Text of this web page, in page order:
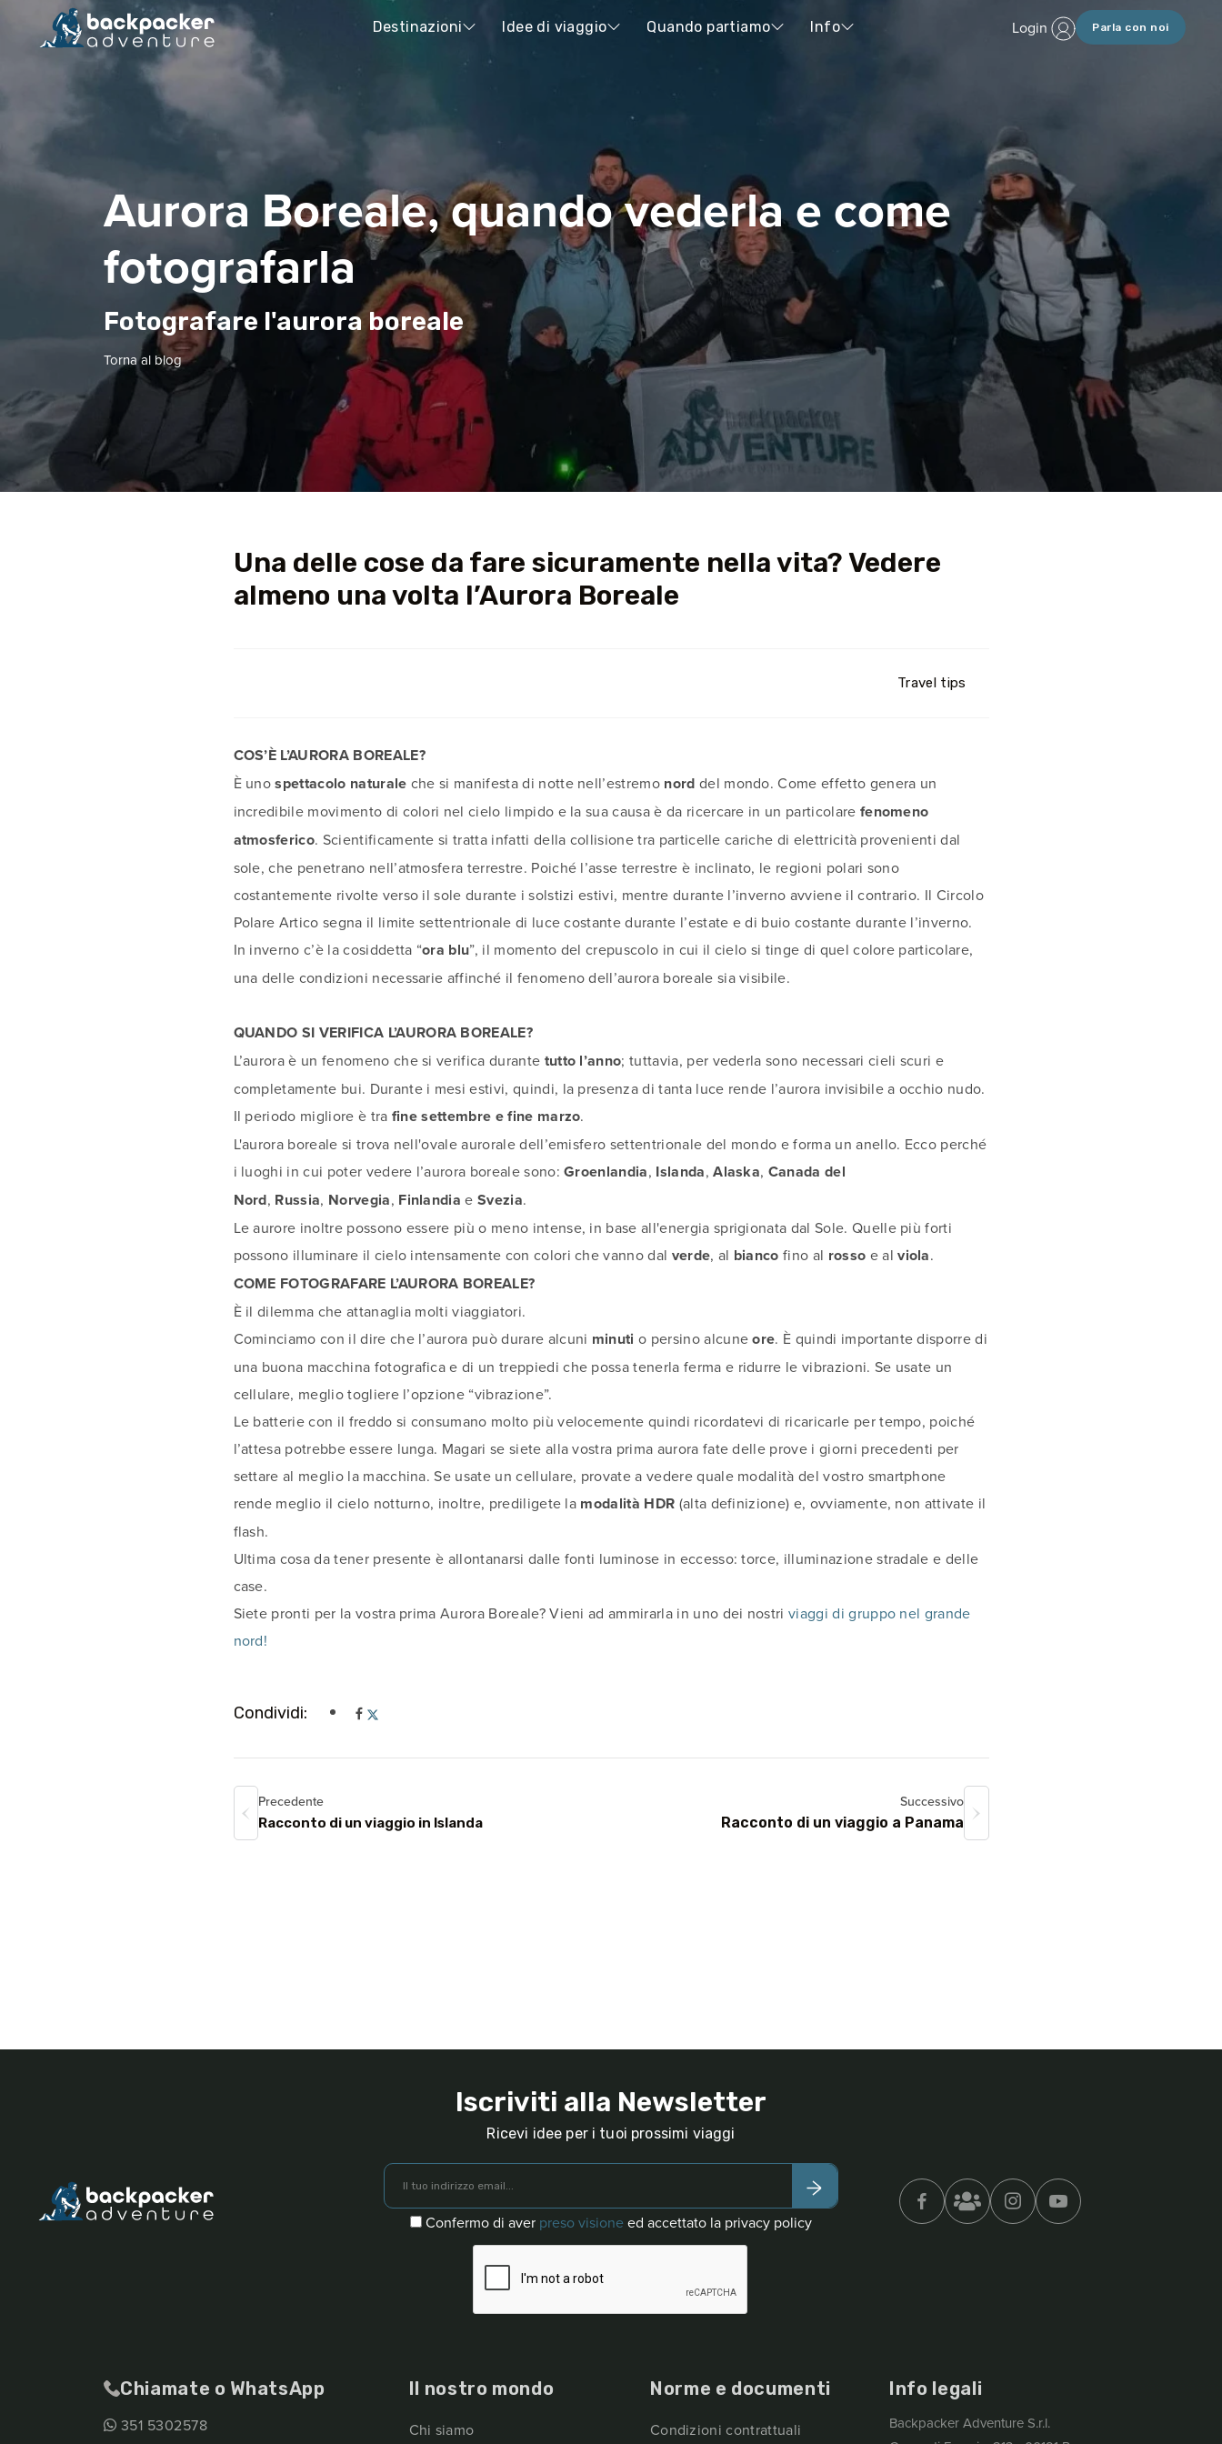
Destinazioni Idee di viaggio Quando partiamo Info Login Parla con noi
Aurora Boreale, quando vederla e come
fotografarla
Fotografare l'aurora boreale
Torna al blog
Una delle cose da fare sicuramente nella vita? Vedere
almeno una volta l’Aurora Boreale
Travel tips
COS’È L’AURORA BOREALE?
È unospettacolo naturale che si manifesta di notte nell’estremo nord del mondo. Come effetto genera un
incredibile movimento di colori nel cielo limpido e la sua causa è da ricercare in un particolare fenomeno
atmosferico. Scientificamente si tratta infatti della collisione tra particelle cariche di elettricità provenienti dal
sole, che penetrano nell’atmosfera terrestre. Poiché l’asse terrestre è inclinato, le regioni polari sono
costantemente rivolte verso il sole durante i solstizi estivi, mentre durante l’inverno avviene il contrario. Il Circolo
Polare Artico segna il limite settentrionale di luce costante durante l’estate e di buio costante durante l’inverno.
In inverno c’è la cosiddetta “ora blu”, il momento del crepuscolo in cui il cielo si tinge di quel colore particolare,
una delle condizioni necessarie affinché il fenomeno dell’aurora boreale sia visibile.
QUANDO SI VERIFICA L’AURORA BOREALE?
L’aurora è un fenomeno che si verifica durante tutto l’anno; tuttavia, per vederla sono necessari cieli scuri e
completamente bui. Durante i mesi estivi, quindi, la presenza di tanta luce rende l’aurora invisibile a occhio nudo.
Il periodo migliore è tra fine settembre e fine marzo.
L'aurora boreale si trova nell'ovale aurorale dell’emisfero settentrionale del mondo e forma un anello. Ecco perché
i luoghi in cui poter vedere l’aurora boreale sono:Groenlandia, Islanda,Alaska, Canada del
Nord, Russia, Norvegia, Finlandia eSvezia.
Le aurore inoltre possono essere più o meno intense, in base all'energia sprigionata dal Sole. Quelle più forti
possono illuminare il cielo intensamente con colori che vanno dal verde, al bianco fino al rosso e alviola.
COME FOTOGRAFARE L’AURORA BOREALE?
È il dilemma che attanaglia molti viaggiatori.
Cominciamo con il dire che l’aurora può durare alcuni minuti o persino alcuneore. È quindi importante disporre di
una buona macchina fotografica e di un treppiedi che possa tenerla ferma e ridurre le vibrazioni. Se usate un
cellulare, meglio togliere l’opzione “vibrazione”.
Le batterie con il freddo si consumano molto più velocemente quindi ricordatevi di ricaricarle per tempo, poiché
l’attesa potrebbe essere lunga. Magari se siete alla vostra prima aurora fate delle prove i giorni precedenti per
settare al meglio la macchina. Se usate un cellulare, provate a vedere quale modalità del vostro smartphone
rende meglio il cielo notturno, inoltre, prediligete la modalità HDR (alta definizione) e, ovviamente, non attivate il
flash.
Ultima cosa da tener presente è allontanarsi dalle fonti luminose in eccesso: torce, illuminazione stradale e delle
case.
Siete pronti per la vostra prima Aurora Boreale? Vieni ad ammirarla in uno dei nostriviaggi di gruppo nel grande
nord!
Condividi:
Precedente
Racconto di un viaggio in Islanda
Successivo
Racconto di un viaggio a Panama
Iscriviti alla Newsletter
Ricevi idee per i tuoi prossimi viaggi
Confermo di aver preso visione ed accettato la privacy policy
Chiamate o WhatsApp
351 5302578
Il nostro mondo
Chi siamo
Norme e documenti
Condizioni contrattuali
Info legali
Backpacker Adventure S.r.l.